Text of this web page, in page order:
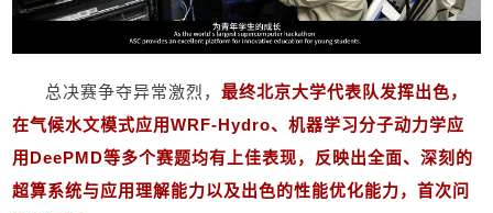
总决赛争夺异常激烈，最终北京大学代表队发挥出色，
在气候水文模式应用WRF-Hydro、机器学习分子动力学应
用 DeePMD等多个赛题均有上佳表现，反映出全面、深刻的
超算系统与应用理解能力以及出色的性能优化能力，首次问